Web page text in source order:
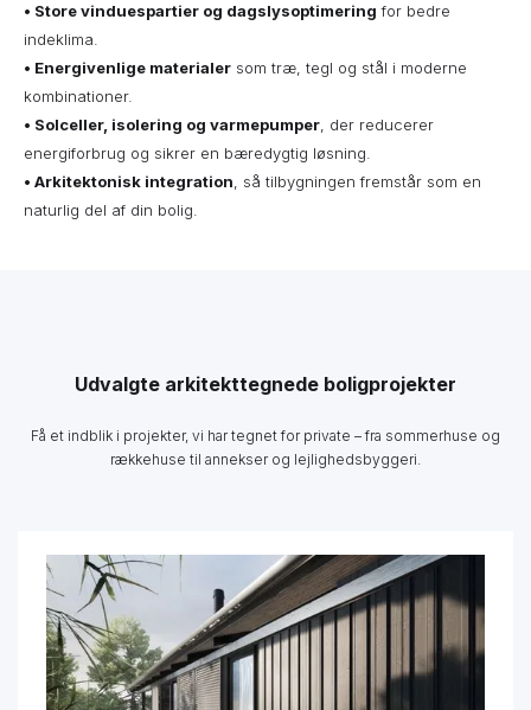
• Store vinduespartier og dagslysoptimering for bedre
indeklima.
• Energivenlige materialer som træ, tegl og stål i moderne
kombinationer.
• Solceller, isolering og varmepumper, der reducerer
energiforbrug og sikrer en bæredygtig løsning.
• Arkitektonisk integration, så tilbygningen fremstår som en
naturlig del af din bolig.
Udvalgte arkitekttegnede boligprojekter
Få et indblik i projekter, vi har tegnet for private – fra sommerhuse og
rækkehuse til annekser og lejlighedsbyggeri.